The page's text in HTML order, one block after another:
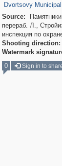
Dvortsovy
Source:
перераб. Л.,
инспекция по
Shooting direction:
Watermark
0
Sign in to